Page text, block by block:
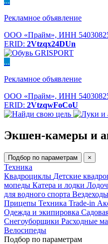
Рекламное объявление
ООО «Прайм», ИНН
ERID: 2Vtzqx24DUn
...
Рекламное объявление
ООО «Прайм», ИНН
ERID: 2VtzqwFoCoU
Экшен-камеры и
Подбор по параметрам ×
Техника
Квадроциклы Детские
мопеды Катера и лодки
для водного спорта Вездеходы
Прицепы Техника Trade-in
Одежда и экипировка
Снегоуборщики Расходные
Велосипеды
Подбор по параметрам